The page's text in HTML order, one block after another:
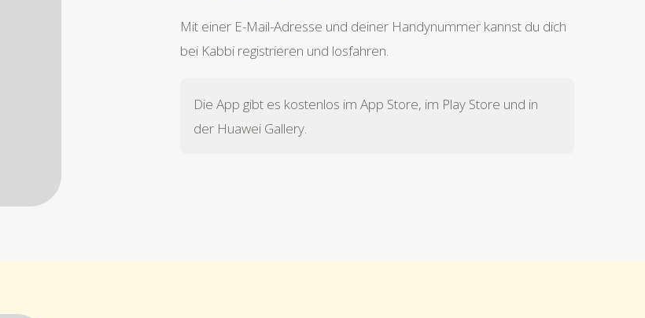
Mit einer E-Mail-Adresse und deiner Handynummer kannst du dich
bei Kabbi registrieren und losfahren.
Die App gibt es kostenlos im App Store, im Play Store und in
der Huawei Gallery.